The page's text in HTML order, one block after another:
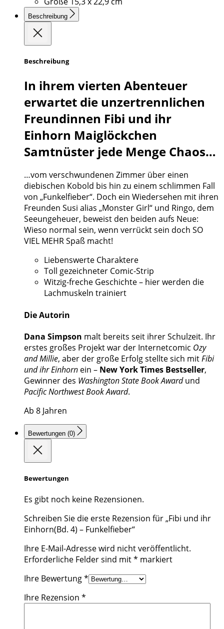
Beschreibung
Beschreibung
In ihrem vierten Abenteuer
erwartet die unzertrennlichen
Freundinnen Fibi und ihr
Einhorn Maiglöckchen
Samtnüster jede Menge Chaos…
…vom verschwundenen Zimmer über einen
diebischen Kobold bis hin zu einem schlimmen Fall
von „Funkelfieber“. Doch ein Wiedersehen mit ihren
Freunden Susi alias „Monster Girl“ und Ringo, dem
Seeungeheuer, beweist den beiden aufs Neue:
Wieso normal sein, wenn verrückt sein doch SO
VIEL MEHR Spaß macht!
Liebenswerte Charaktere
Toll gezeichneter Comic-Strip
Witzig-freche Geschichte – hier werden die
Lachmuskeln trainiert
Die Autorin
Dana Simpson malt bereits seit ihrer Schulzeit. Ihr
erstes großes Projekt war der Internetcomic Ozy
and Millie, aber der große Erfolg stellte sich mitFibi
und ihr Einhorn ein – New York Times Bestseller,
Gewinner des Washington State Book Awardund
Pacific Northwest Book Award.
Ab 8 Jahren
Bewertungen (0)
Bewertungen
Es gibt noch keine Rezensionen.
Schreiben Sie die erste Rezension für „Fibi und ihr
Einhorn(Bd. 4) – Funkelfieber“
Ihre E-Mail-Adresse wird nicht veröffentlicht.
Erforderliche Felder sind mit* markiert
Ihre Bewertung*
Ihre Rezension *